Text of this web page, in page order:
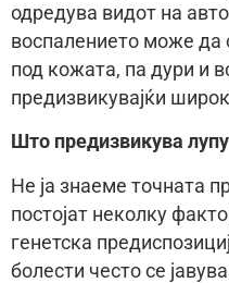
одредува видот на
воспалението може да
под кожата, па дури и
предизвикувајќи
Што предизвикува
Не ја знаеме точната
постојат неколку
генетска
болести често се